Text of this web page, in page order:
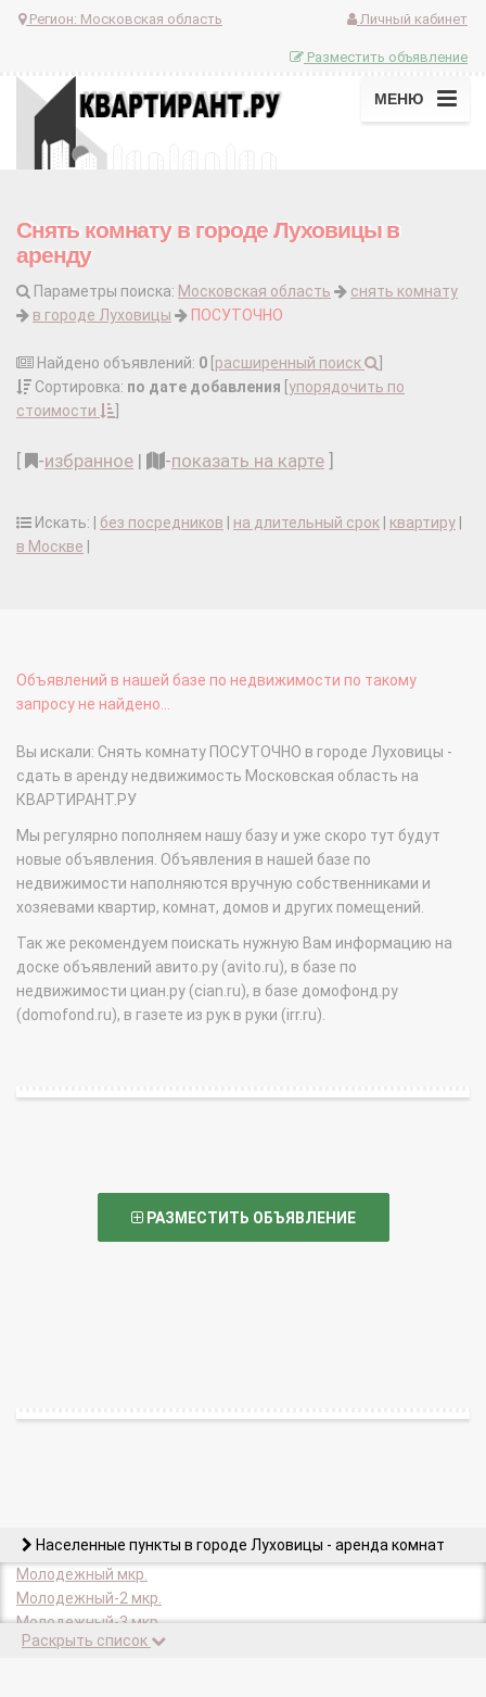
Регион: Московская область Личный кабинет
Разместить объявление
МЕНЮ
Снять комнату в городе Луховицы в
аренду
Параметры поиска: Московская область
снять комнату
в городе Луховицы
ПОСУТОЧНО
Найдено объявлений: 0 расширенный поиск
Сортировка: по дате добавления упорядочить по
стоимости
-избранное | -показать на карте
Искать: | без посредников на длительный срок квартиру
в Москве
Объявлений в нашей базе по недвижимости по такому
запросу не найдено...
Вы искали: Снять комнату ПОСУТОЧНО в городе Луховицы -
сдать в аренду недвижимость Московская область на
КВАРТИРАНТ.РУ
Мы регулярно пополняем нашу базу и уже скоро тут будут
новые объявления. Объявления в нашей базе по
недвижимости наполняются вручную собственниками и
хозяевами квартир, комнат, домов и других помещений.
Так же рекомендуем поискать нужную Вам информацию на
доске объявлений авито.ру (avito.ru), в базе по
недвижимости циан.ру (cian.ru), в базе домофонд.ру
(domofond.ru), в газете из рук в руки (irr.ru).
РАЗМЕСТИТЬ ОБЪЯВЛЕНИЕ
Населенные пункты в городе Луховицы - аренда комнат
Молодежный мкр.
Молодежный-2 мкр.
Молодежный-3 мкр.
Октябрьский мкр.
Раскрыть список